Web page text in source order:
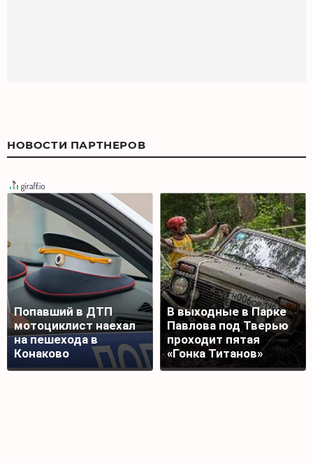
НОВОСТИ ПАРТНЕРОВ
Попавший в ДТП
мотоциклист наехал
на пешехода в
Конаково
В выходные в Парке
Павлова под Тверью
проходит пятая
«Гонка Титанов»